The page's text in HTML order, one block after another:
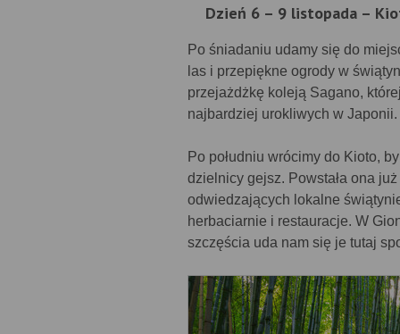
Dzień 6 – 9 listopada –
Po śniadaniu udamy się do
las i przepiękne ogrody w
przejażdżkę koleją Sagano,
najbardziej urokliwych w Japonii.
Po południu wrócimy do Kioto,
dzielnicy gejsz. Powstała ona
odwiedzających lokalne
herbaciarnie i restauracje. W
szczęścia uda nam się je tutaj